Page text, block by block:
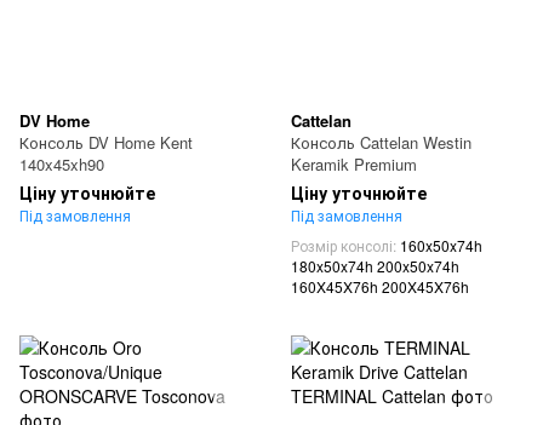
DV Home
Консоль DV Home Kent
140x45xh90
Ціну уточнюйте
Під замовлення
Cattelan
Консоль Cattelan Westin
Keramik Premium
Ціну уточнюйте
Під замовлення
Розмір консолі 160x50x74h
180x50x74h 200x50x74h
160X45X76h 200X45X76h